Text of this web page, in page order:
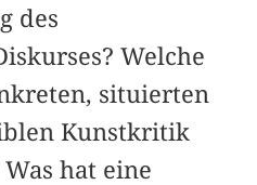
des
Welche
situierten
Kunstkritik
hat eine